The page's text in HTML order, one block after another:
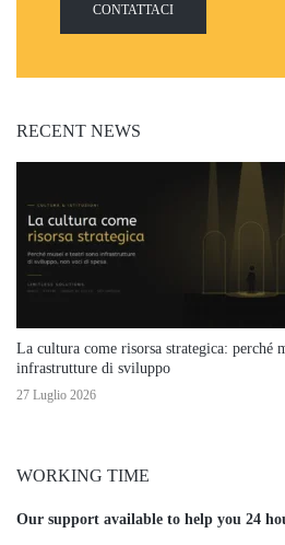
CONTATTACI
RECENT NEWS
La cultura come risorsa strategica: perché
infrastrutture di sviluppo
27 Luglio 2026
WORKING TIME
Our support available to help you 24